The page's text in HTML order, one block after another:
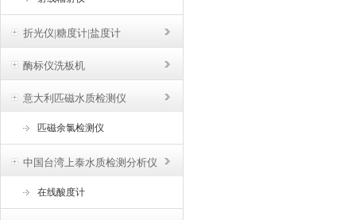
折光仪|糖度计|盐度计
酶标仪洗板机
意大利匹磁水质检测仪
匹磁余氯检测仪
中国台湾上泰水质检测分析仪
在线酸度计